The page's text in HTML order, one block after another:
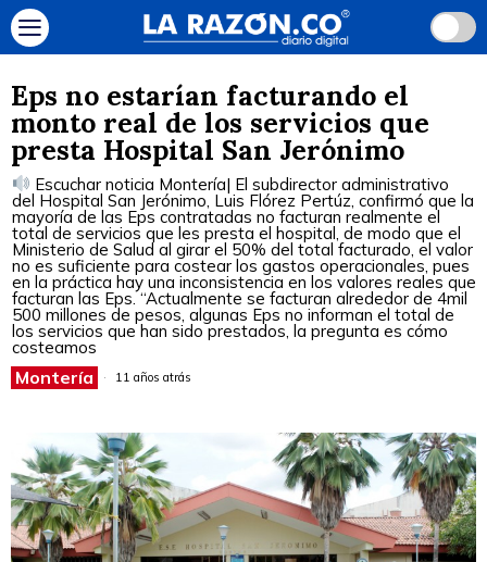
Eps no estarían facturando el
monto real de los servicios que
presta Hospital San Jerónimo
Escuchar noticia Montería| El subdirector administrativo
del Hospital San Jerónimo, Luis Flórez Pertúz, confirmó que la
mayoría de las Eps contratadas no facturan realmente el
total de servicios que les presta el hospital, de modo que el
Ministerio de Salud al girar el 50% del total facturado, el valor
no es suficiente para costear los gastos operacionales, pues
en la práctica hay una inconsistencia en los valores reales que
facturan las Eps. “Actualmente se facturan alrededor de 4mil
500 millones de pesos, algunas Eps no informan el total de
los servicios que han sido prestados, la pregunta es cómo
costeamos
Montería 11 años atrás